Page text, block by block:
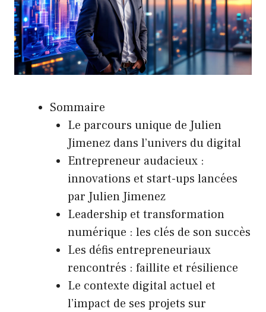
Sommaire
Le parcours unique de Julien
Jimenez dans l’univers du digital
Entrepreneur audacieux :
innovations et start-ups lancées
par Julien Jimenez
Leadership et transformation
numérique : les clés de son succès
Les défis entrepreneuriaux
rencontrés : faillite et résilience
Le contexte digital actuel et
l’impact de ses projets sur